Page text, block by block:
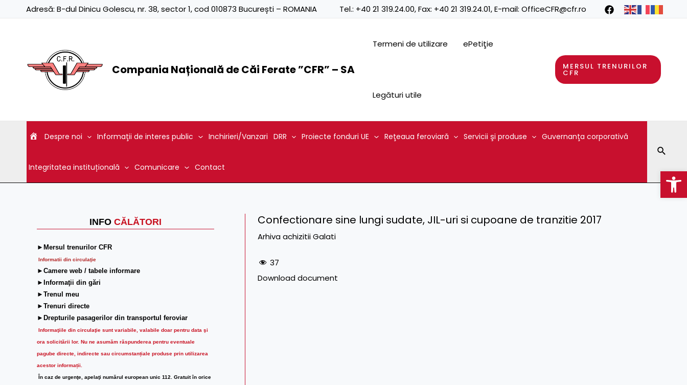
Adresă: B-dul Dinicu Golescu, nr. 38, sector 1, cod 010873 București – ROMANIA Tel.: +40 21 319.24.00, Fax: +40 21 319.24.01, E-mail: OfficeCFR@cfr.ro
Compania Națională de Căi Ferate ”CFR” – SA
Termeni de utilizare ePetiţie
Legături utile
MERSUL TRENURILOR
CFR
Despre noi Informaţii de interes public Inchirieri/Vanzari DRR Proiecte fonduri UE Reţeaua feroviară Servicii şi produse Guvernanţa corporativă
Integritatea instituțională Comunicare Contact
INFO CĂLĂTORI
►Mersul trenurilor CFR
Informatii din circulaţie
►Camere web / tabele informare
►Informaţii din gări
►Trenul meu
►Trenuri directe
►Drepturile pasagerilor din transportul feroviar
Informaţiile din circulaţie sunt variabile, valabile doar pentru data şi
ora solicitării lor. Nu ne asumăm răspunderea pentru eventuale
pagube directe, indirecte sau circumstanțiale produse prin utilizarea
acestor informații.
În caz de urgenţe, apelaţi numărul european unic 112. Gratuit în orice
Confectionare sine lungi sudate, JIL-uri si cupoane de tranzitie 2017
Arhiva achizitii Galati
37
Download document